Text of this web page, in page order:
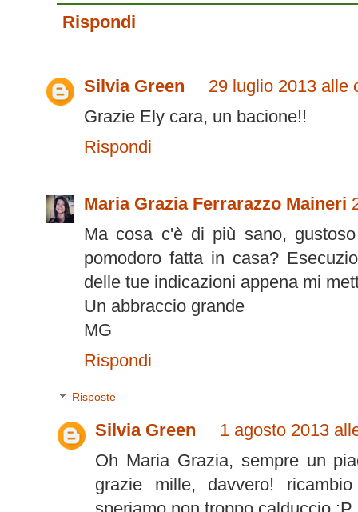
Rispondi
Silvia Green
29 luglio 2013 alle
Grazie Ely cara, un bacione!!
Rispondi
Maria Grazia Ferrarazzo Maineri
Ma cosa c'è di più sano,
pomodoro fatta in casa?
delle tue indicazioni appena mi
Un abbraccio grande
MG
Rispondi
Risposte
Silvia Green
1 agosto 2013
Oh Maria Grazia, sempre un
grazie mille, davvero!